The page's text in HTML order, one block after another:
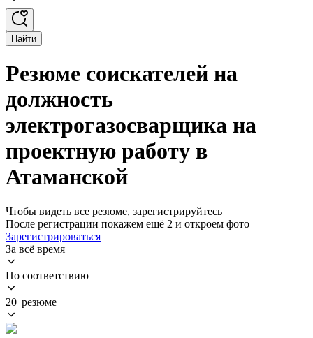
Найти
Резюме соискателей на
должность
электрогазосварщика на
проектную работу в
Атаманской
Чтобы видеть все резюме, зарегистрируйтесь
После регистрации покажем ещё 2 и откроем фото
Зарегистрироваться
За всё время
По соответствию
20 резюме